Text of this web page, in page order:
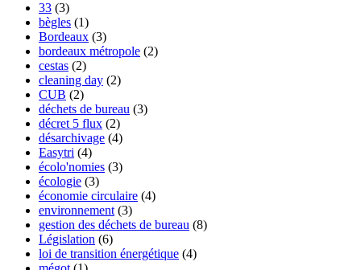
33 (3)
bègles (1)
Bordeaux (3)
bordeaux métropole (2)
cestas (2)
cleaning day (2)
CUB (2)
déchets de bureau (3)
décret 5 flux (2)
désarchivage (4)
Easytri (4)
écolo'nomies (3)
écologie (3)
économie circulaire (4)
environnement (3)
gestion des déchets de bureau (8)
Législation (6)
loi de transition énergétique (4)